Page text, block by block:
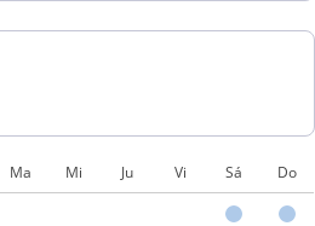
Ma Mi Ju Vi Sá Do